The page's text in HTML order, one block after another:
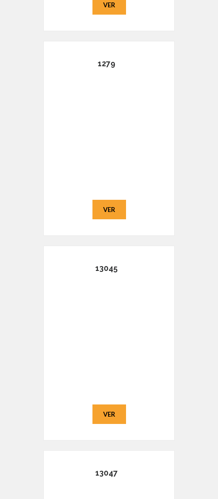
VER
1279
VER
13045
VER
13047